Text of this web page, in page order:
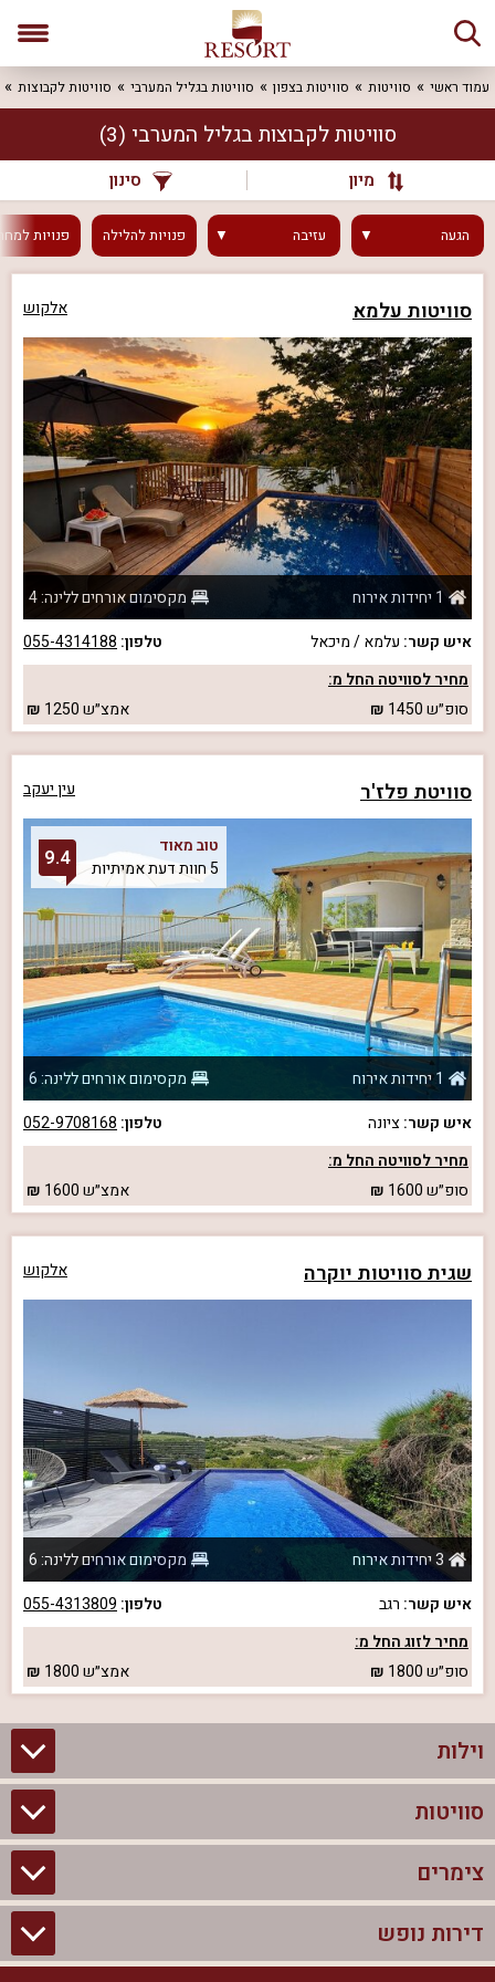
עמוד ראשי סוויטות סוויטות בצפון סוויטות בגליל המערבי סוויטות לקבוצות
סוויטות לקבוצות בגליל המערבי (3)
מיון סינון
הגעה עזיבה פנויותלהלילה פנויות
סוויטות עלמא אלקוש
1 יחידות אירוח
מקסימום אורחים ללינה: 4
איש קשר: עלמא / מיכאל טלפון: 055-4314188
מחיר לסוויטה החל מ:
סופ״ש1450 אמצ״ש1250
סוויטת פלז'ר עין יעקב
טוב מאוד
5 חוות דעת אמיתיות
9.4
1 יחידות אירוח
מקסימום אורחים ללינה: 6
איש קשר:ציונה טלפון: 052-9708168
מחיר לסוויטה החל מ:
סופ״ש1600 אמצ״ש1600
שגית סוויטות יוקרה אלקוש
3 יחידות אירוח
מקסימום אורחים ללינה: 6
איש קשר: רגב טלפון: 055-4313809
מחיר לזוג החל מ:
סופ״ש1800 אמצ״ש1800
וילות
וילות בצפון
וילות להשכרה
וילות למסיבת רווקים
סוויטות
סוויטות בצפון
צימרים לזוגות עם בריכה פרטית
צימרים
צימרים בצפון
דירות נופש